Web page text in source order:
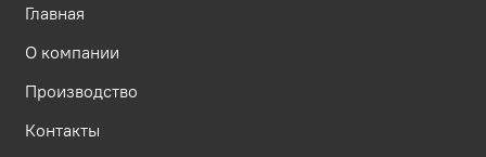
Главная
О компании
Производство
Контакты